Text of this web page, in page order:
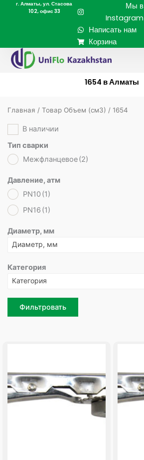
Перейтиг. Алматы, ул. Стасова
102, офис 33
Мы в
Instagram
Написать нам
Корзина
1654 в Алматы
Главная / Товар Объем (cм3) / 1654
В наличии
Тип сварки
Межфланцевое(2)
Давление, атм
PN10(1)
PN16 (1)
Диаметр, мм
Диаметр, мм
Категория
Категория
Фильтровать